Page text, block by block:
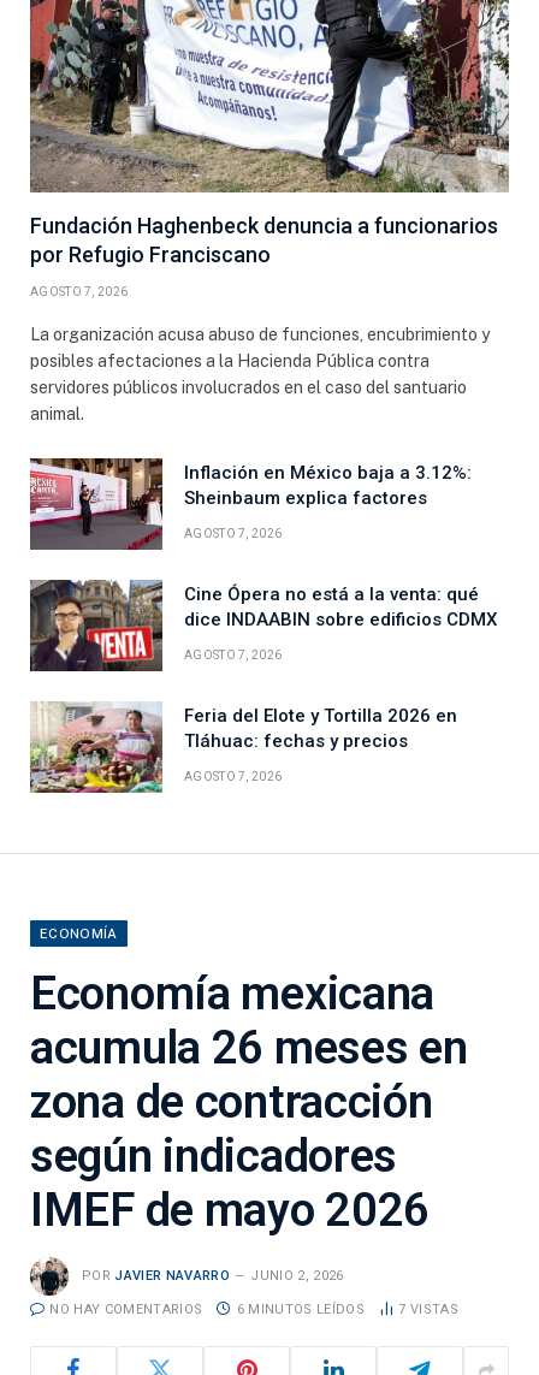
Fundación Haghenbeck denuncia a funcionarios
por Refugio Franciscano
AGOSTO 7, 2026
La organización acusa abuso de funciones, encubrimiento y
posibles afectaciones a la Hacienda Pública contra
servidores públicos involucrados en el caso del santuario
animal.
Inflación en México baja a 3.12%:
Sheinbaum explica factores
AGOSTO 7, 2026
Cine Ópera no está a la venta: qué
dice INDAABIN sobre edificios CDMX
AGOSTO 7, 2026
Feria del Elote y Tortilla 2026 en
Tláhuac: fechas y precios
AGOSTO 7, 2026
ECONOMÍA
Economía mexicana
acumula 26 meses en
zona de contracción
según indicadores
IMEF de mayo 2026
POR JAVIER NAVARRO JUNIO 2, 2026
NO HAY COMENTARIOS 6 MINUTOS LEÍDOS 7 VISTAS